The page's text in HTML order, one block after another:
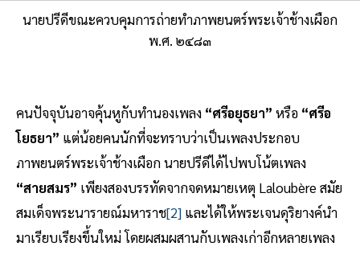
นายปรีดีขณะควบคุมการถ่ายทำภาพยนตร์พระเจ้าช้างเผือก
พ.ศ. ๒๔๘๓
คนปัจจุบันอาจคุ้นหูกับทำนองเพลง “ศรีอยุธยา” หรือ “ศรีอ
โยธยา” แต่น้อยคนนักที่จะทราบว่าเป็นเพลงประกอบ
ภาพยนตร์พระเจ้าช้างเผือก นายปรีดีได้ไปพบโน้ตเพลง
“สายสมร” เพียงสองบรรทัดจากจดหมายเหตุ Laloubère สมัย
สมเด็จพระนารายณ์มหาราช[2] และได้ให้พระเจนดุริยางค์นำ
มาเรียบเรียงขึ้นใหม่ โดยผสมผสานกับเพลงเก่าอีกหลายเพลง